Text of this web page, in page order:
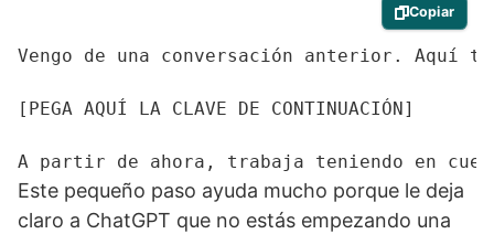
Copiar
Vengo de una conversación anterior. Aquí
[PEGA AQUÍ LA CLAVE DE CONTINUACIÓN]
A partir de ahora, trabaja teniendo en
Este pequeño paso ayuda mucho porque le deja
claro a ChatGPT que no estás empezando una